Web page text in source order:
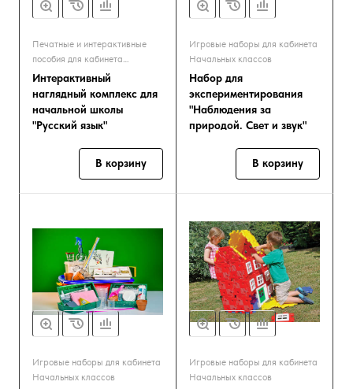
Печатные и интерактивные
пособия для кабинета
Начальных классов
Интерактивный
наглядный комплекс для
начальной школы
"Русский язык"
В корзину
Игровые наборы для кабинета
Начальных классов
Набор для
экспериментирования
"Наблюдения за
природой. Свет и звук"
В корзину
Игровые наборы для кабинета
Начальных классов
Игровые наборы для кабинета
Начальных классов